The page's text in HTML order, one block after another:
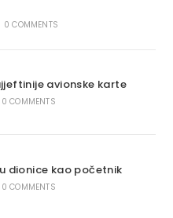
0 COMMENTS
avionske karte
0 COMMENTS
dionice kao početnik
0 COMMENTS